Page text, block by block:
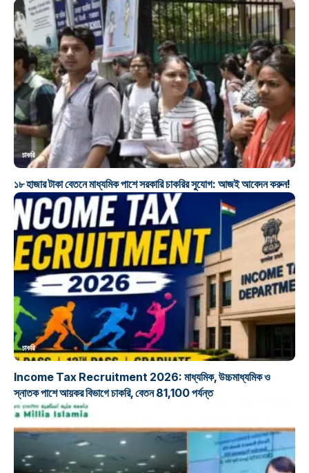
চাকরি
১৮ হাজার টাকা বেতনে মাধ্যমিক পাশে সরকারি চাকরির সুযোগ: আজই আবেদন করুন!
চাকরি
Income Tax Recruitment 2026: মাধ্যমিক, উচ্চমাধ্যমিক ও
স্নাতক পাশে আয়কর বিভাগে চাকরি, বেতন 81,100 পর্যন্ত